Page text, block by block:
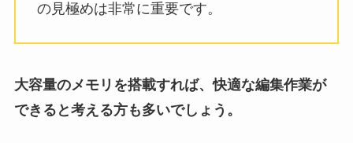
の見極めは非常に重要です。
大容量のメモリを搭載すれば、快適な編集作業が
できると考える方も多いでしょう。